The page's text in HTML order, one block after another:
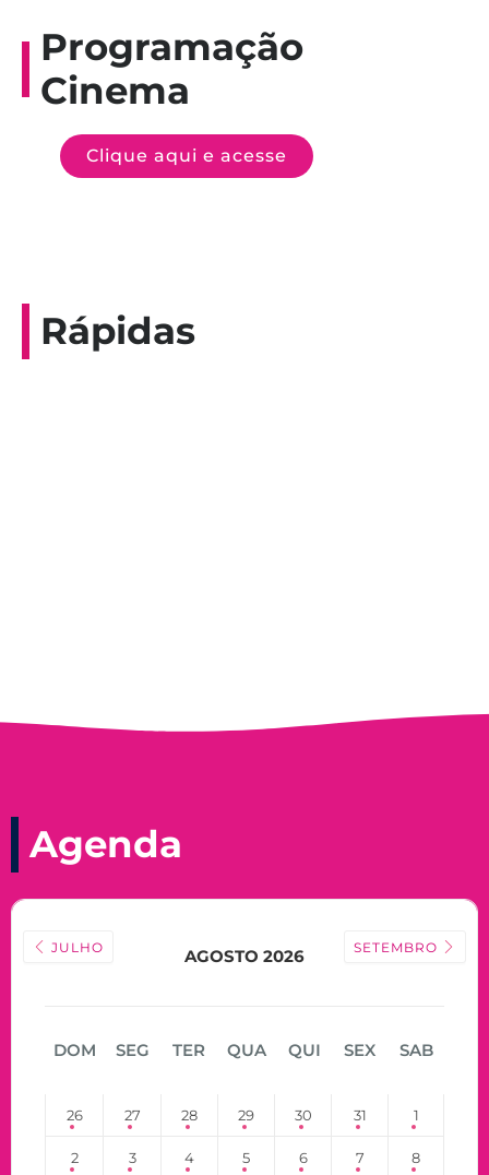
Programação
Cinema
Clique aqui e acesse
Rápidas
Agenda
JULHO AGOSTO 2026 SETEMBRO
DOM SEG TER QUA QUI SEX SAB
26 27 28 29 30 31 1
2 3 4 5 6 7 8